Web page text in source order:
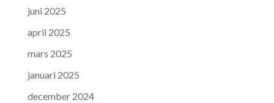
juni 2025
april 2025
mars 2025
januari 2025
december 2024